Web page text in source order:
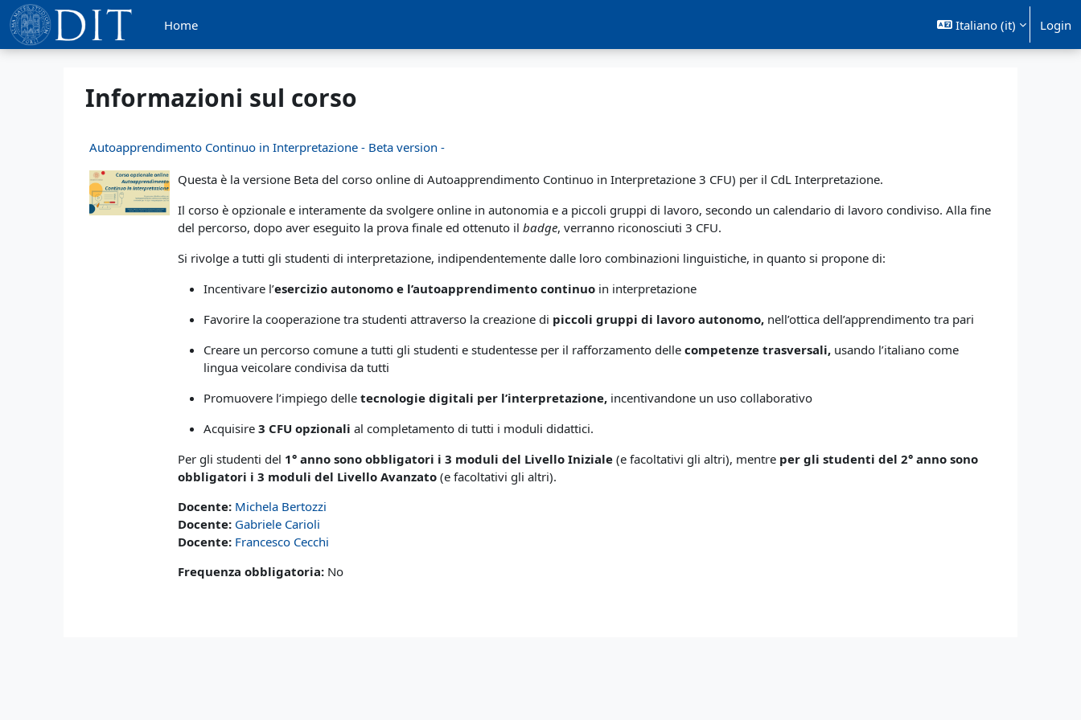
Vai al contenuto principale
Home
Italiano ‎(it)‎ Login
Informazioni sul corso
Autoapprendimento Continuo in Interpretazione - Beta version -
Questa è la versione Beta del corso online di Autoapprendimento Continuo in Interpretazione 3 CFU) per il CdL Interpretazione.
Il corso è opzionale e interamente da svolgere online in autonomia e a piccoli gruppi di lavoro, secondo un calendario di lavoro condiviso. Alla fine
del percorso, dopo aver eseguito la prova finale ed ottenuto ilbadge, verranno riconosciuti 3 CFU.
Si rivolge a tutti gli studenti di interpretazione, indipendentemente dalle loro combinazioni linguistiche, in quanto si propone di:
Incentivare l’esercizio autonomo e l’autoapprendimento continuo in interpretazione
Favorire la cooperazione tra studenti attraverso la creazione di piccoli gruppi di lavoro autonomo, nell’ottica dell’apprendimento tra pari
Creare un percorso comune a tutti gli studenti e studentesse per il rafforzamento dellecompetenze trasversali, usando l’italiano come
lingua veicolare condivisa da tutti
Promuovere l’impiego delletecnologie digitali per l’interpretazione, incentivandone un uso collaborativo
Acquisire3 CFU opzionali al completamento di tutti i moduli didattici.
Per gli studenti del 1° anno sono obbligatori i 3 moduli del Livello Iniziale(e facoltativi gli altri), mentre per gli studenti del 2° anno sono
obbligatori i 3 moduli del Livello Avanzato (e facoltativi gli altri).
Docente: Michela Bertozzi
Docente: Gabriele Carioli
Docente: Francesco Cecchi
Frequenza obbligatoria: No